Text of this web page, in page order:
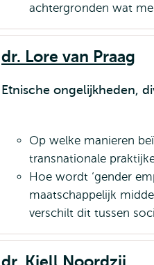
achtergronden wat
dr. Lore van Praag
Etnische ongelijkheden,
Op welke manieren
transnationale
Hoe wordt ‘gender
maatschappelijk
verschilt dit tussen
dr. Kjell Noordzij